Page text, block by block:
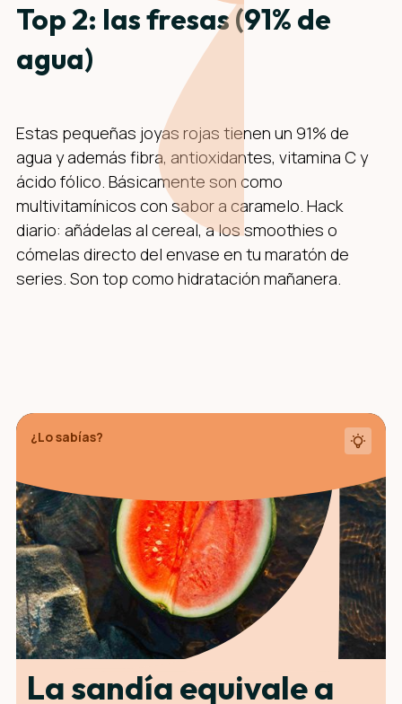
Top 2: las fresas (91% de
agua)
Estas pequeñas joyas rojas tienen un 91% de
agua y además fibra, antioxidantes, vitamina C y
ácido fólico. Básicamente son como
multivitamínicos con sabor a caramelo. Hack
diario: añádelas al cereal, a los smoothies o
cómelas directo del envase en tu maratón de
series. Son top como hidratación mañanera.
¿Lo sabías?
La sandía equivale a